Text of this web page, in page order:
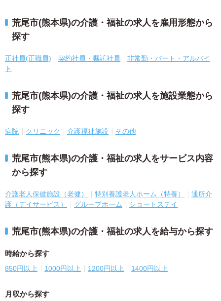
荒尾市(熊本県)の介護・福祉の求人を雇用形態から
探す
正社員(正職員) 契約社員・嘱託社員
非常勤・パート・アルバイ
ト
荒尾市(熊本県)の介護・福祉の求人を施設業態から
探す
病院 クリニック 介護福祉施設 その他
荒尾市(熊本県)の介護・福祉の求人をサービス内容
から探す
介護老人保健施設（老健） 特別養護老人ホーム（特養）
通所介
護（デイサービス）
グループホーム ショートステイ
荒尾市(熊本県)の介護・福祉の求人を給与から探す
時給から探す
850円以上 1000円以上 1200円以上 1400円以上
月収から探す